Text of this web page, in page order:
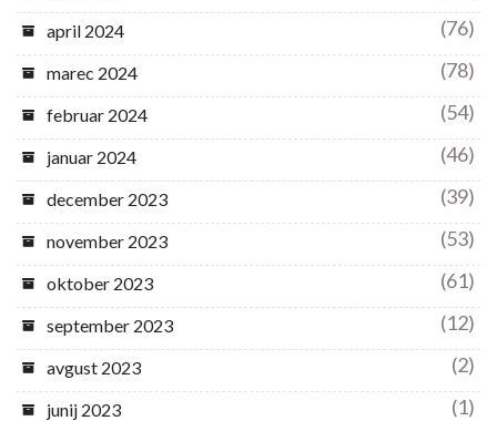
april 2024 (76)
marec 2024 (78)
februar 2024 (54)
januar 2024 (46)
december 2023 (39)
november 2023 (53)
oktober 2023 (61)
september 2023 (12)
avgust 2023 (2)
junij 2023 (1)